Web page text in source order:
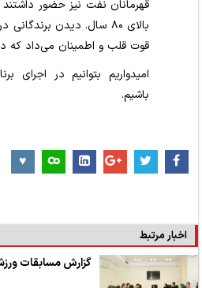
قهرمانان نفت نیز حضور
قوت قلب و اطمینان می‌داد که در
امیدواریم بتوانیم در اجرای
باشیم.
اخبار مرتبط
گزارش مسابقات